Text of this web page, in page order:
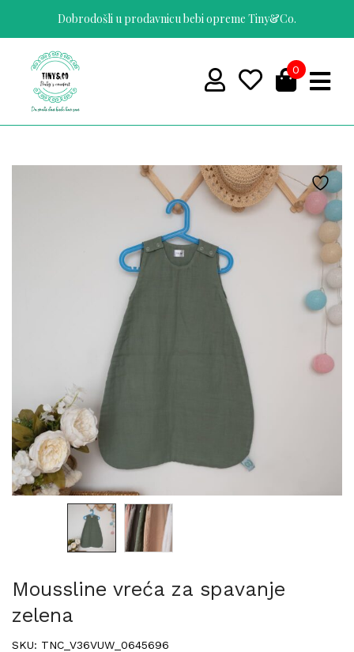
Dobrodošli u prodavnicu bebi opreme Tiny&Co.
0
Moussline vreća za spavanje
zelena
SKU: TNC_V36VUW_0645696